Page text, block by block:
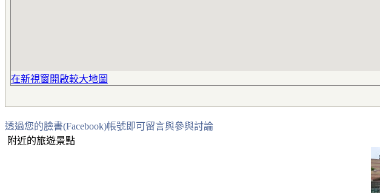
在新視窗開啟較大地圖
透過您的臉書(Facebook)帳號即可留言與參與討論
附近的旅遊景點